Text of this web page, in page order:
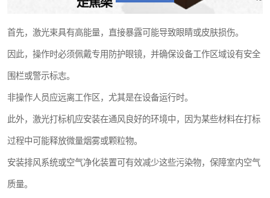
首先，激光束具有高能量，直接暴露可能导致眼睛或皮肤损伤。
因此，操作时必须佩戴专用防护眼镜，并确保设备工作区域设有安全
围栏或警示标志。
非操作人员应远离工作区，尤其是在设备运行时。
此外，激光打标机应安装在通风良好的环境中，因为某些材料在打标
过程中可能释放微量烟雾或颗粒物。
安装排风系统或空气净化装置可有效减少这些污染物，保障室内空气
质量。